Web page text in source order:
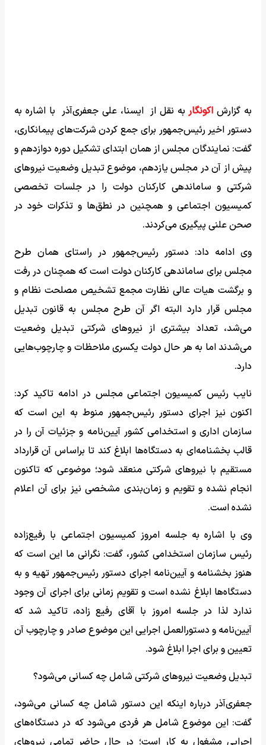
به گزارش اکونگاربه نقل از ایسنا، علی جعفری‌آذر با اشاره به
دستور اخیر رئیس‌جمهور برای جمع ‌کردن شرکت‌های پیمانکاری،
گفت: نمایندگان مجلس از همان ابتدای تشکیل دوره دوازدهم و
پیش از آن در مجلس یازدهم، موضوع تبدیل وضعیت نیروهای
شرکتی و ساماندهی کارکنان دولت را در جلسات تخصصی
کمیسیون اجتماعی و همچنین در نطق‌ها و تذکرات خود در
صحن علنی پیگیری می‌کردند.
وی ادامه داد: دستور رئیس‌جمهور در راستای همان طرح
مجلس برای ساماندهی کارکنان دولت است که همچنان در رفت‌
و برگشت هیات عالی نظارت مجمع تشخیص مصلحت نظام و
مجلس قرار دارد البته اگر آن طرح مجلس به قانون تبدیل
می‌شد، تعداد بیشتری از نیروهای شرکتی تبدیل وضعیت
می‌شدند اما به هر حال دولت یکسری ملاحظات و چارچوب‌هایی
دارد.
نایب ‌رئیس کمیسیون اجتماعی مجلس در ادامه تاکید کرد:
اکنون نیز اجرای دستور رئیس‌جمهور منوط به این است که
سازمان اداری و استخدامی کشور آیین‌نامه و جزئیات آن را در
قالب بخشنامه‌ای به دستگاه‌ها ابلاغ کند تا براساس آن قرارداد
مستقیم با نیروهای شرکتی منعقد شود؛ موضوعی که تاکنون
انجام نشده و تقویم و زمان‌بندی مشخصی نیز برای آن اعلام
نشده است.
وی با اشاره به جلسه امروز کمیسیون اجتماعی با رفیع‌زاده
رئیس سازمان استخدامی کشور،‌ گفت: نگرانی ما این است که
هنوز بخشنامه و آیین‌نامه اجرای دستور رئیس‌جمهور تهیه و به
دستگاه‌ها ابلاغ نشده است و تقویم زمانی برای اجرای آن وجود
ندارد لذا در جلسه امروز با آقای رفیع زاده،‌ تاکید شد که
آیین‌نامه و دستورالعمل اجرایی این موضوع صادر و چارچوب آن
تعیین و برای اجرا ابلاغ شود.
تبدیل وضعیت نیروهای شرکتی شامل چه کسانی می‌شود؟
جعفری‌آذر درباره اینکه این دستور شامل چه کسانی می‌شود،
گفت: این موضوع شامل هر فردی می‌شود که در دستگاه‌های
اجرایی مشغول به کار است؛ در حال حاضر تمامی نیروهای